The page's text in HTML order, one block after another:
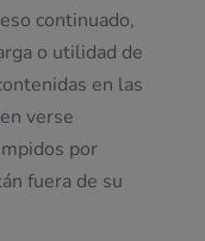
continuado,
o utilidad de
en las
verse
por
fuera de su